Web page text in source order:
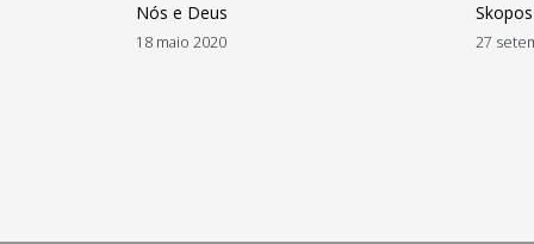
Nós e Deus
18 maio 2020
Skopos
27